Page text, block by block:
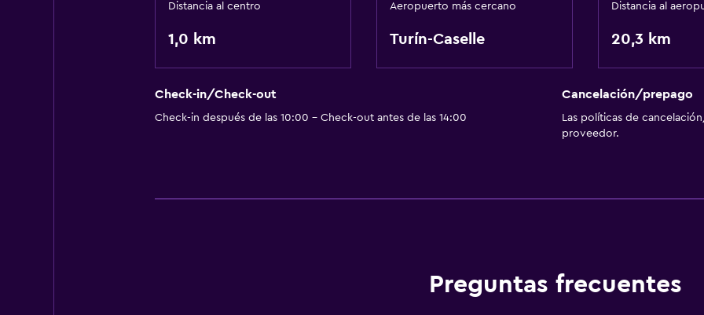
Distancia al centro
1,0 km
Aeropuerto más cercano
Turín-Caselle
Distancia al
20,3 km
Check-in/Check-out
Check-in después de las 10:00 - Check-out antes de las 14:00
Cancelación/prepago
Las políticas de
proveedor.
Preguntas frecuentes